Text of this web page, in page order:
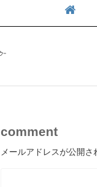
-
comment
メールアドレスが公開さ